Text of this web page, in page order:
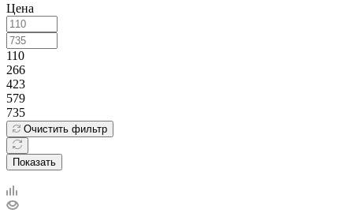
Цена
110
266
423
579
735
Очистить фильтр
Показать